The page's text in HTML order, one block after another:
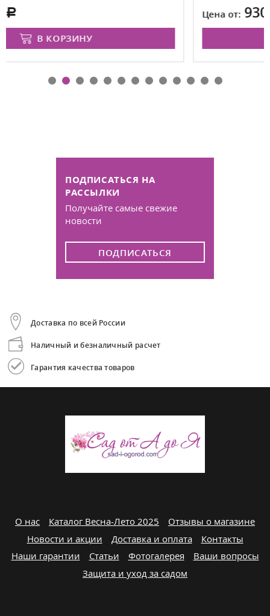
ПОДПИСАТЬСЯ НА
РАССЫЛКИ
Получайте самые свежие
новости
ПОДПИСАТЬСЯ
Доставка по всей России
Наличный и безналичный расчет
Гарантия качества товаров
О нас Каталог Весна-Лето 2025
Отзывы о магазине
Новости и акции
Доставка и оплата
Контакты
Наши гарантии
Статьи Фотогалерея
Ваши вопросы
Защита и уход за садом